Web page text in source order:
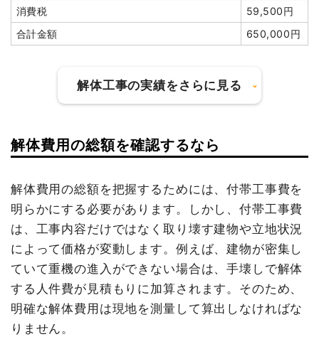
消費税
458,000円
合計金額
5,038,000
建物解体費用 235万2,000円
総額 370万円
品名 数量 単価
金額
鉄骨造工場兼住宅67坪2階
建て
67坪
35,104
円
2,352,000
円
ベタ基礎加算
消費税
59,500円
合計金額
650,000円
解体工事の実績をさらに見る
建物の種類/構造 内装解体店舗1階建て
建物解体費用 58万8,000円
総額 67万円
品名 数量 単価
金額
内装解体店舗12坪1階建て
12坪 49,000円
588,000円
養生費
解体費用の総額を確認するなら
解体費用の総額を把握するためには、付帯工事費を
明らかにする必要があります。しかし、付帯工事費
は、工事内容だけではなく取り壊す建物や立地状況
によって価格が変動します。例えば、建物が密集し
ていて重機の進入ができない場合は、手壊しで解体
する人件費が見積もりに加算されます。そのため、
明確な解体費用は現地を測量して算出しなければな
りません。